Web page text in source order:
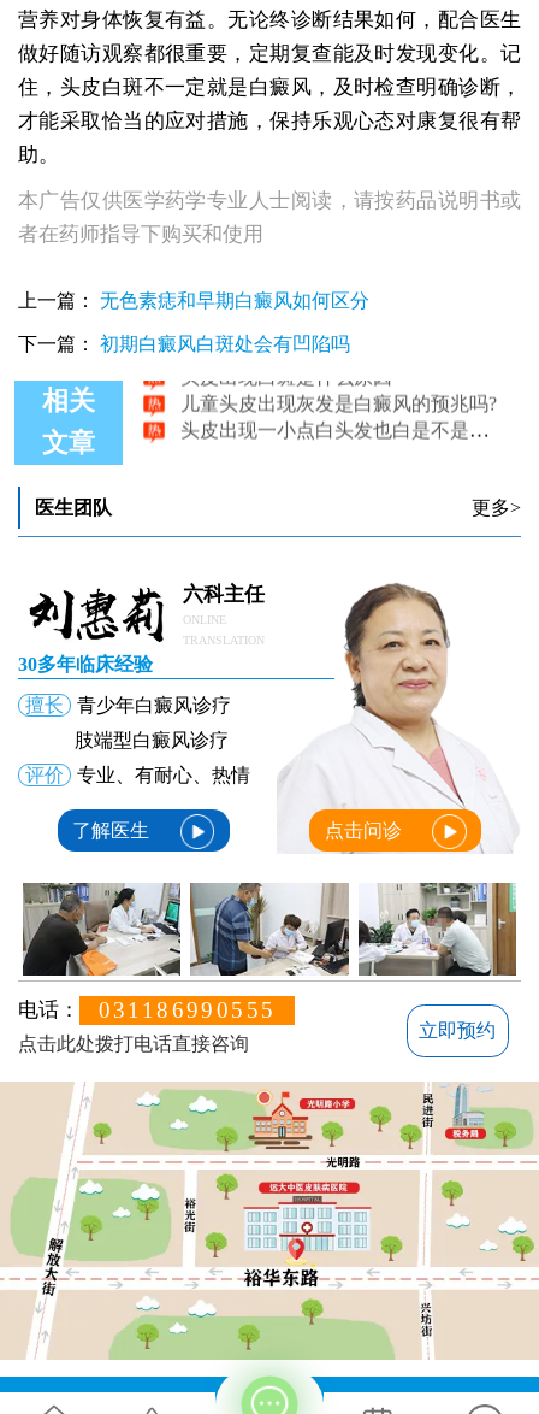
营养对身体恢复有益。无论终诊断结果如何，配合医生
做好随访观察都很重要，定期复查能及时发现变化。记
住，头皮白斑不一定就是白癜风，及时检查明确诊断，
才能采取恰当的应对措施，保持乐观心态对康复很有帮
助。
本广告仅供医学药学专业人士阅读，请按药品说明书或
者在药师指导下购买和使用
上一篇： 无色素痣和早期白癜风如何区分
下一篇： 初期白癜风白斑处会有凹陷吗
相关
文章
儿童头皮出现白斑会不会引起脱发
头皮出现白斑是什么原因
儿童头皮出现灰发是白癜风的预兆吗?
头皮出现一小点白头发也白是不是白癜风
医生团队 更多>
六科主任
ONLINE
TRANSLATION
30多年临床经验
擅长
青少年白癜风诊疗
肢端型白癜风诊疗
评价
专业、有耐心、热情
了解医生 点击问诊
电话： 031186990555
点击此处拨打电话直接咨询
立即预约
地址：石家庄桥西区裕华东路7号
方便说下您的白癜风症状？